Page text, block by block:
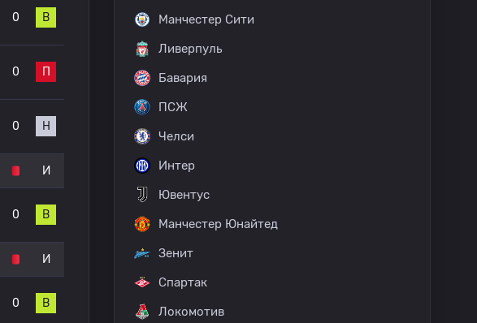
0 В
0 П
0 Н
И
0 В
И
0 В
Манчестер Сити
Ливерпуль
Бавария
ПСЖ
Челси
Интер
Ювентус
Манчестер Юнайтед
Зенит
Спартак
Локомотив